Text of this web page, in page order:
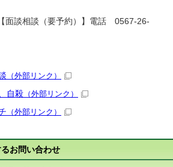
面談相談（要予約）】電話 0567-26-
（外部リンク）
自殺 （外部リンク）
（外部リンク）
お問い合わせ